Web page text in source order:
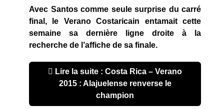
Avec Santos comme seule surprise du carré
final, le Verano Costaricain entamait cette
semaine sa dernière ligne droite à la
recherche de l’affiche de sa finale.
Lire la suite : Costa Rica – Verano
2015 : Alajuelense renverse le
champion